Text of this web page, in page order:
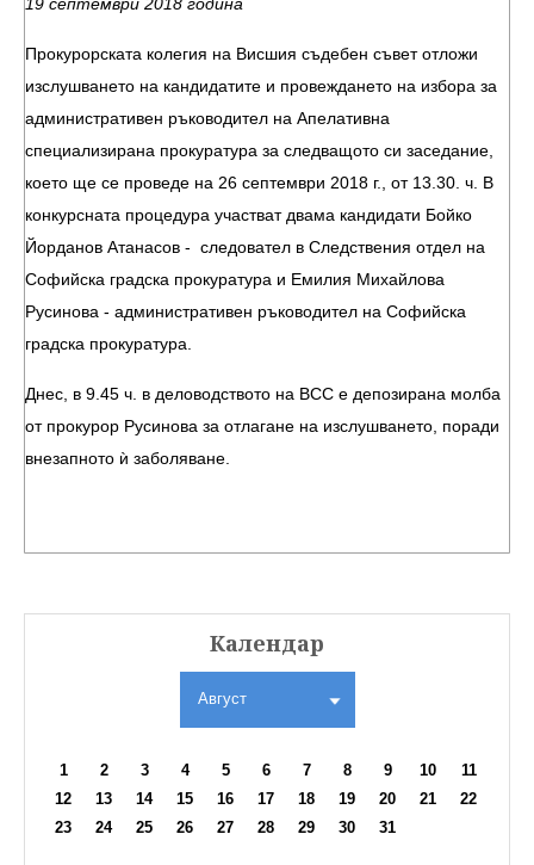
Прокурорската колегия на Висшия съдебен съвет отложи
изслушването на кандидатите и провеждането на избора за
административен ръководител на Апелативна
специализирана прокуратура за следващото си заседание,
което ще се проведе на 26 септември 2018 г., от 13.30. ч. В
конкурсната процедура участват двама кандидати Бойко
Йорданов Атанасов - следовател в Следствения отдел на
Софийска градска прокуратура и Емилия Михайлова
Русинова - административен ръководител на Софийска
градска прокуратура.
Днес, в 9.45 ч. в деловодството на ВСС е депозирана молба
от прокурор Русинова за отлагане на изслушването, поради
внезапното ѝ заболяване.
Календар
Август
1 2 3 4 5 6 7 8 9 10
11
12
13 14 15 16 17 18 19 20 21
22
23
24 25 26 27 28 29 30 31